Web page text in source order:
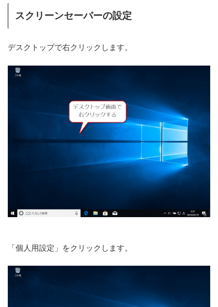
スクリーンセーバーの設定
デスクトップで右クリックします。
「個人用設定」をクリックします。